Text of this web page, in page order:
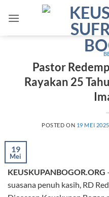
Pastor
Rayakan 25
POSTED ON 19 MEI 2025
19
Mei
KEUSKUPANBOGOR.ORG
suasana penuh kasih, RD